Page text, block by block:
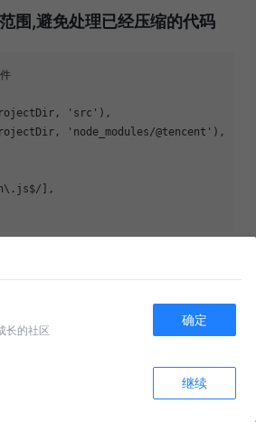
围,避免处理已经压缩的代码
'src' ),
'node_modules/@tencent' ),
],
，通常只会用到其中非常少的
长的社区
确定
继续